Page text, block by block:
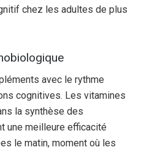
chez les adultes de plus
avec le rythme
cognitives. Les vitamines
la synthèse des
une meilleure efficacité
le matin, moment où les